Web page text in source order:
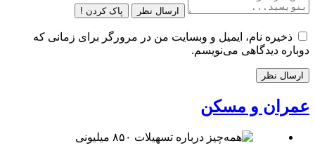
ارسال نظر پاک کردن !
ذخیره نام، ایمیل و وبسایت من در مرورگر برای زمانی که
دوباره دیدگاهی می‌نویسم.
عمران و مسکن